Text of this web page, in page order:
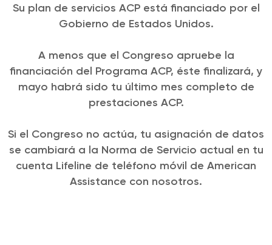
Su plan de servicios ACP está financiado por el
Gobierno de Estados Unidos.
A menos que el Congreso apruebe la
financiación del Programa ACP, éste finalizará, y
mayo habrá sido tu último mes completo de
prestaciones ACP.
Si el Congreso no actúa, tu asignación de datos
se cambiará a la Norma de Servicio actual en tu
cuenta Lifeline de teléfono móvil de American
Assistance con nosotros.